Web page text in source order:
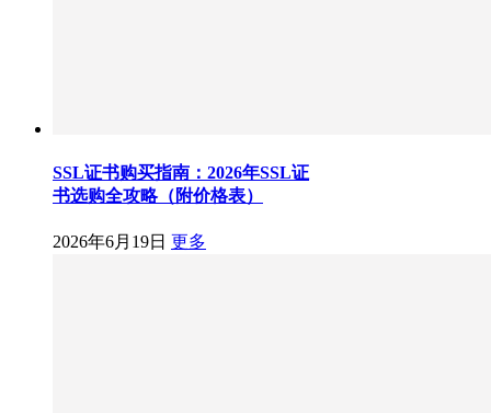
SSL证书购买指南：2026年SSL证
书选购全攻略（附价格表）
2026年6月19日 更多